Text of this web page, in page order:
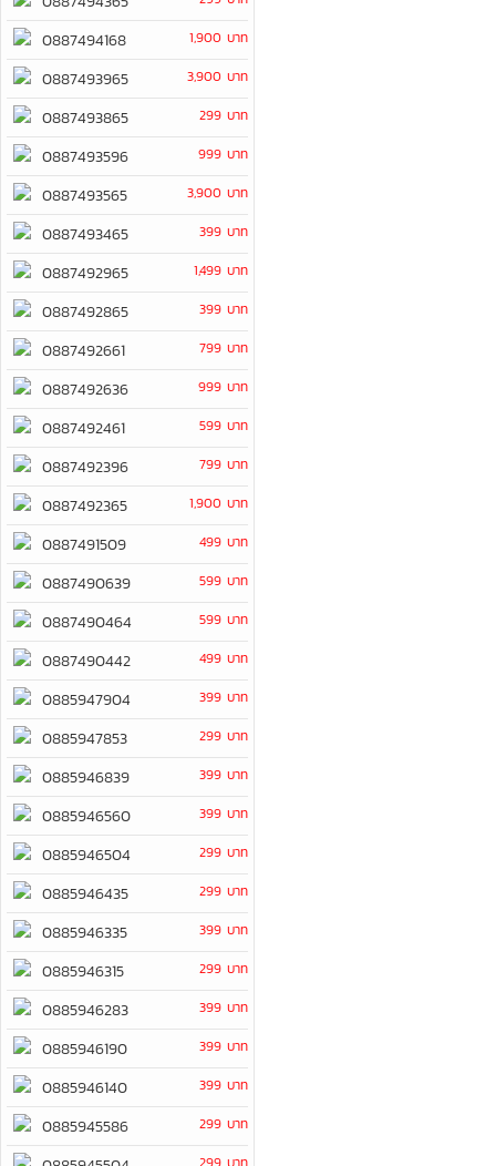
0887494168 1,900 บาท
0887493965 3,900 บาท
0887493865 299 บาท
0887493596 999 บาท
0887493565 3,900 บาท
0887493465 399 บาท
0887492965 1,499 บาท
0887492865 399 บาท
0887492661 799 บาท
0887492636 999 บาท
0887492461 599 บาท
0887492396 799 บาท
0887492365 1,900 บาท
0887491509 499 บาท
0887490639 599 บาท
0887490464 599 บาท
0887490442 499 บาท
0885947904 399 บาท
0885947853 299 บาท
0885946839 399 บาท
0885946560 399 บาท
0885946504 299 บาท
0885946435 299 บาท
0885946335 399 บาท
0885946315 299 บาท
0885946283 399 บาท
0885946190 399 บาท
0885946140 399 บาท
0885945586 299 บาท